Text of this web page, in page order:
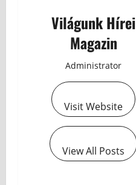
Világunk Hírei
Magazin
Administrator
Visit Website
View All Posts